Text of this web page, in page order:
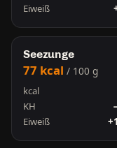
Eiweiß
Seezunge
77 kcal / 100 g
kcal
KH
Eiweiß